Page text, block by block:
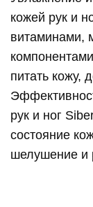
кожей рук и
витаминами,
питать кожу,
рук и ног
состояние
шелушение и